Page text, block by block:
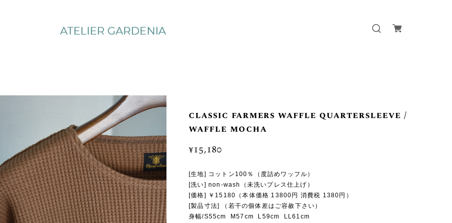
classic farmers waffle quartersleeve /
waffle mocha
¥15,180
[生地] コットン100％（度詰めワッフル）
[洗い] non-wash（未洗いプレス仕上げ）
[価格] ￥15180（本体価格 13800円 消費税 1380円）
[製品寸法] （若干の個体差はご容赦下さい）
身幅/S55cm M57cm L59cm LL61cm